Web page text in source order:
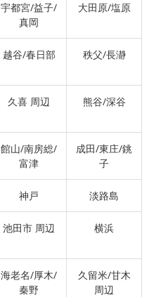
宇都宮/益子/
真岡
大田原/塩原
越谷/春日部 秩父/長瀞
久喜 周辺 熊谷/深谷
館山/南房総/
富津
成田/東庄/銚
子
神戸 淡路島
池田市 周辺 横浜
海老名/厚木/
秦野
久留米/甘木
周辺